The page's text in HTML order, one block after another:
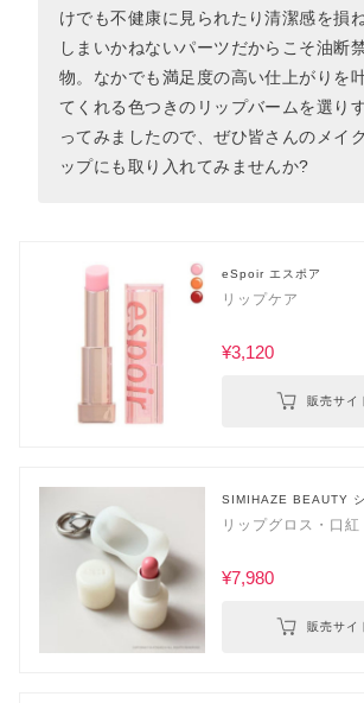
けでも不健康に見られたり清潔感を損
しまいかねないパーツだからこそ油断
物。なかでも満足度の高い仕上がりを
てくれる色つきのリップバームを選り
ってみましたので、ぜひ皆さんのメイ
ップにも取り入れてみませんか?
eSpoir エスポア
リップケア
¥3,120
販売サイ
SIMIHAZE BEAUTY シ
ー
リップグロス・口紅
¥7,980
販売サイ